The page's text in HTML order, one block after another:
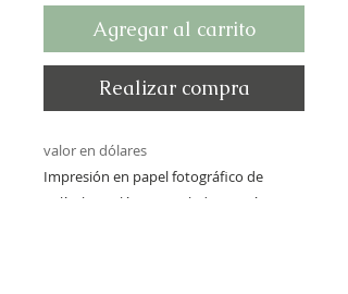
Agregar al carrito
Realizar compra
valor en dólares
Impresión en papel fotográfico de
película analógica revelada con té